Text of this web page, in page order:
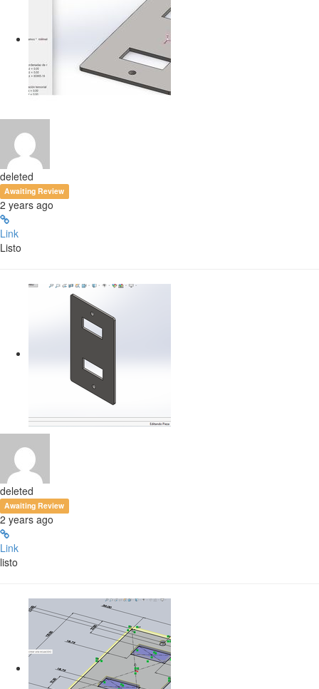
deleted
Awaiting Review
2 years ago
Link
Listo
deleted
Awaiting Review
2 years ago
Link
listo